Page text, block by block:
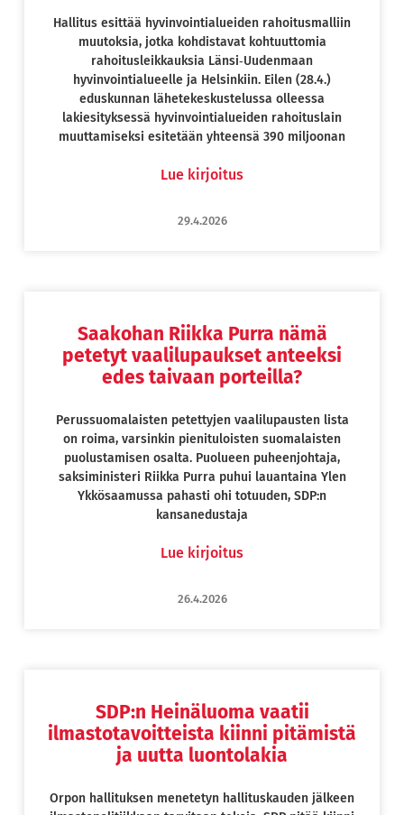
Hallitus esittää hyvinvointialueiden rahoitusmalliin
muutoksia, jotka kohdistavat kohtuuttomia
rahoitusleikkauksia Länsi‑Uudenmaan
hyvinvointialueelle ja Helsinkiin. Eilen (28.4.)
eduskunnan lähetekeskustelussa olleessa
lakiesityksessä hyvinvointialueiden rahoituslain
muuttamiseksi esitetään yhteensä 390 miljoonan
Lue kirjoitus
29.4.2026
Saakohan Riikka Purra nämä
petetyt vaalilupaukset anteeksi
edes taivaan porteilla?
Perussuomalaisten petettyjen vaalilupausten lista
on roima, varsinkin pienituloisten suomalaisten
puolustamisen osalta. Puolueen puheenjohtaja,
saksiministeri Riikka Purra puhui lauantaina Ylen
Ykkösaamussa pahasti ohi totuuden, SDP:n
kansanedustaja
Lue kirjoitus
26.4.2026
SDP:n Heinäluoma vaatii
ilmastotavoitteista kiinni pitämistä
ja uutta luontolakia
Orpon hallituksen menetetyn hallituskauden jälkeen